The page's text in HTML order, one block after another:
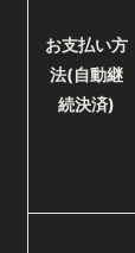
お支払い方
法(自動継
続決済)